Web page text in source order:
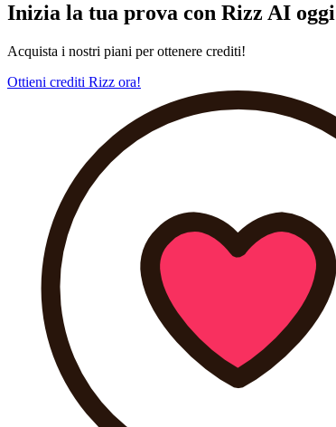
Inizia la tua prova con Rizz AI oggi
Acquista i nostri piani per ottenere crediti!
Ottieni crediti Rizz ora!